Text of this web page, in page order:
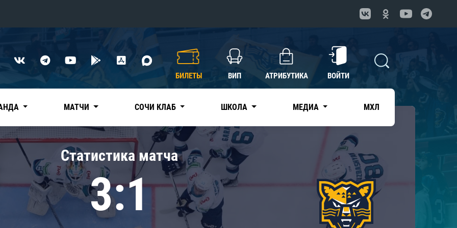
Нефтехимик
Дивизион Чернышева
Авангард
Адмирал
КХЛ
БИЛЕТЫ ВИП АТРИБУТИКА ВОЙТИ
МАТЧИ СОЧИ КЛАБ ШКОЛА МЕДИА МХЛ
Статистика матча
3:1